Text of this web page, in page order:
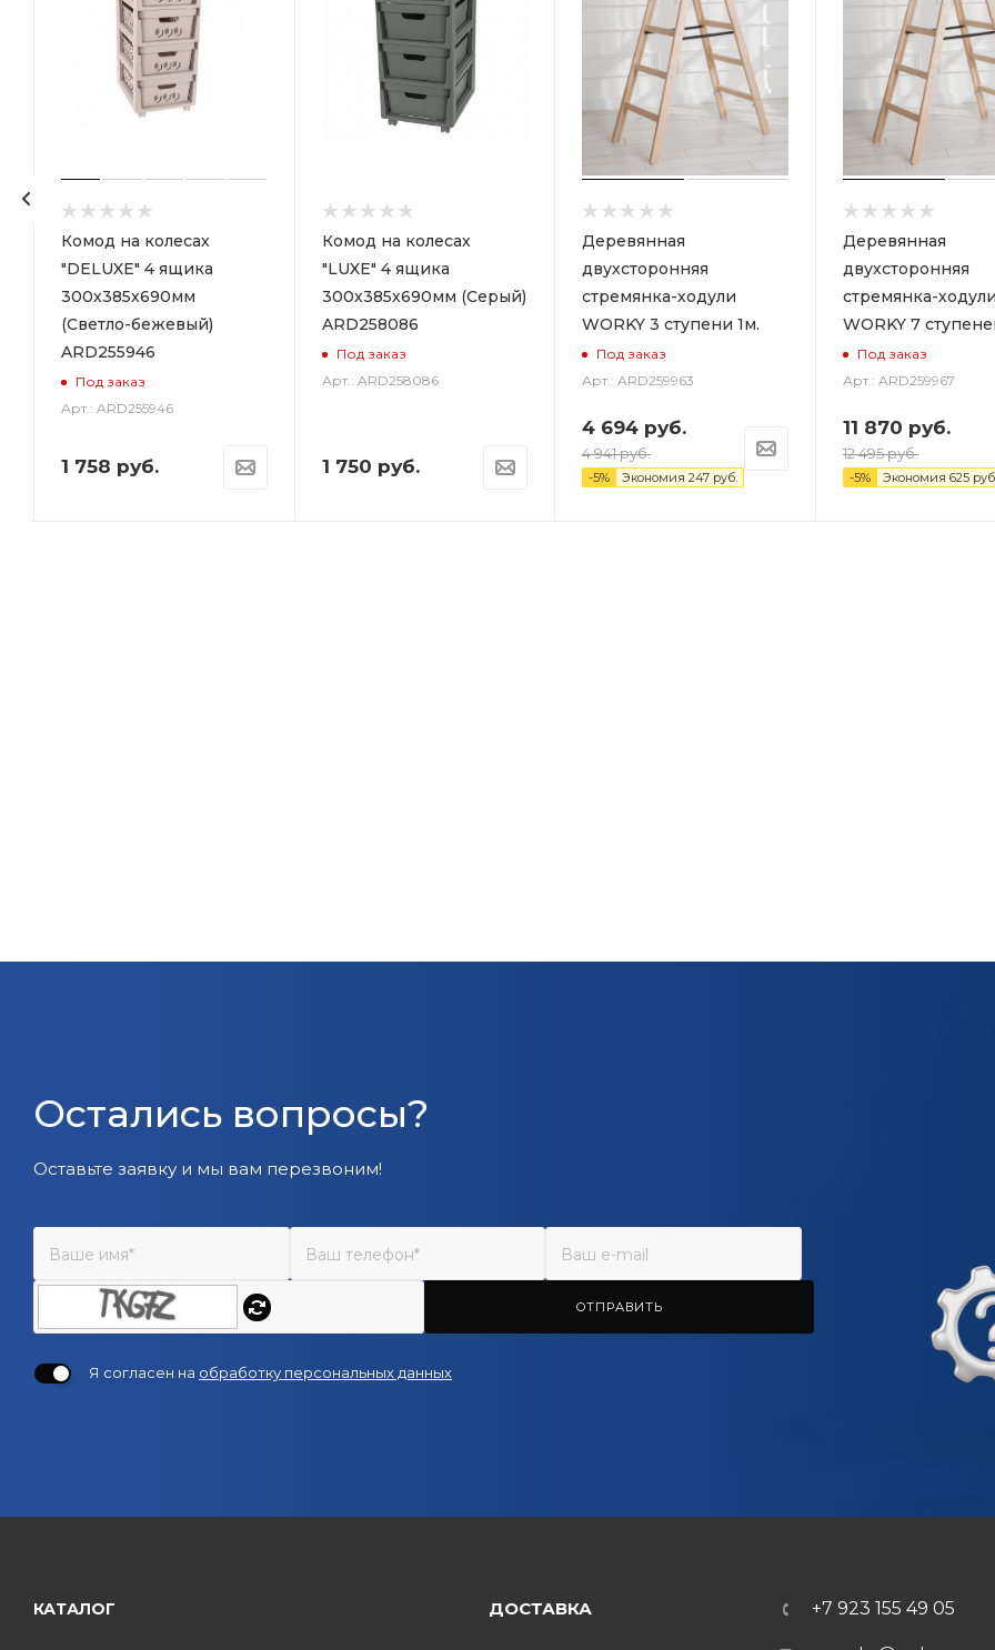
Комод на колесах
"DELUXE" 4 ящика
300х385х690мм
(Светло-бежевый)
ARD255946
Под заказ
Арт.: ARD255946
1 758 руб.
Комод на колесах
"LUXE" 4 ящика
300х385х690мм (Серый)
ARD258086
Под заказ
Арт.: ARD258086
1 750 руб.
Деревянная
двухсторонняя
стремянка-ходули
WORKY 3 ступени 1м.
Под заказ
Арт.: ARD259963
4 694 руб.
4 941руб.
-5% Экономия 247 руб.
Деревянная
двухсторонняя
стремянка-ходули
WORKY 7
Под заказ
Арт.: ARD259967
11 870 руб.
12 495руб.
-5% Экономия 625
Остались вопросы?
Оставьте заявку и мы вам перезвоним!
ОТПРАВИТЬ
Я согласен на обработку персональных данных
КАТАЛОГ ДОСТАВКА +7 923 155 49 05